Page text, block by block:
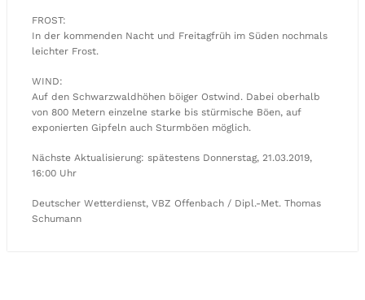
FROST:
In der kommenden Nacht und Freitagfrüh im Süden nochmals
leichter Frost.
WIND:
Auf den Schwarzwaldhöhen böiger Ostwind. Dabei oberhalb
von 800 Metern einzelne starke bis stürmische Böen, auf
exponierten Gipfeln auch Sturmböen möglich.
Nächste Aktualisierung: spätestens Donnerstag, 21.03.2019,
16:00 Uhr
Deutscher Wetterdienst, VBZ Offenbach / Dipl.-Met. Thomas
Schumann